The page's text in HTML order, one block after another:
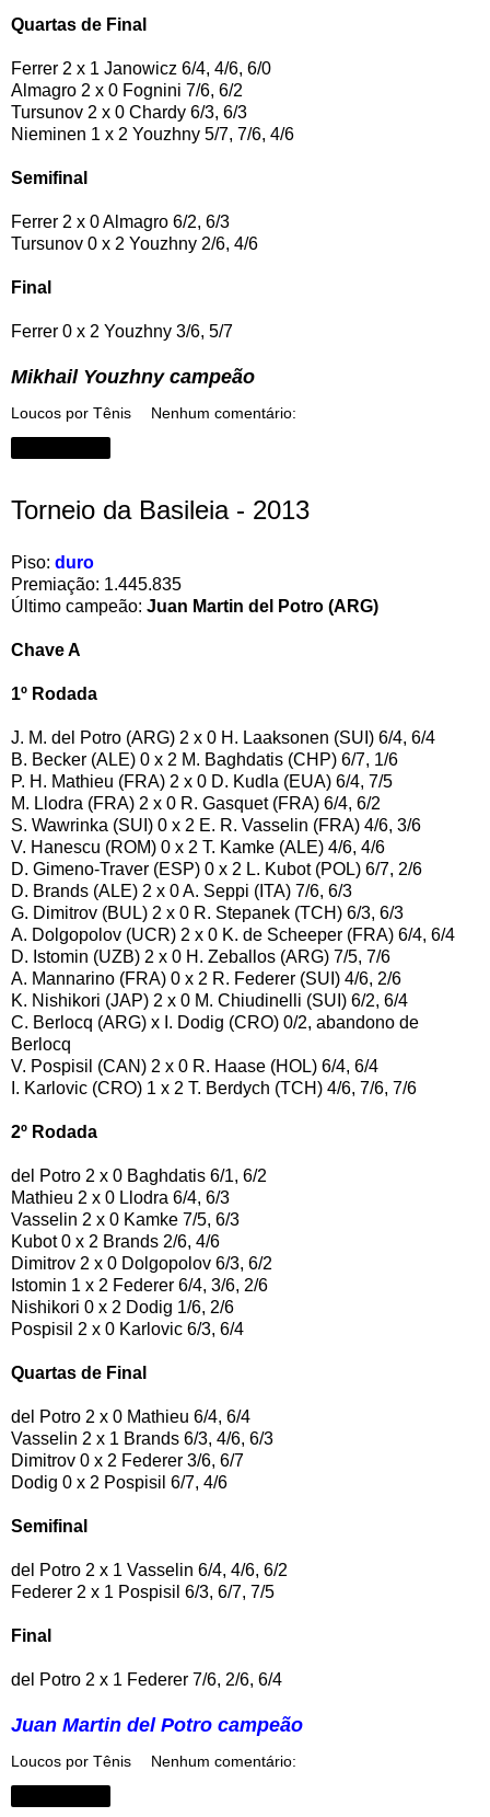
Quartas de Final
Ferrer 2 x 1 Janowicz 6/4, 4/6, 6/0
Almagro 2 x 0 Fognini 7/6, 6/2
Tursunov 2 x 0 Chardy 6/3, 6/3
Nieminen 1 x 2 Youzhny 5/7, 7/6, 4/6
Semifinal
Ferrer 2 x 0 Almagro 6/2, 6/3
Tursunov 0 x 2 Youzhny 2/6, 4/6
Final
Ferrer 0 x 2 Youzhny 3/6, 5/7
Mikhail Youzhny campeão
Loucos por Tênis Nenhum comentário:
Torneio da Basileia - 2013
Piso: duro
Premiação: 1.445.835
Último campeão: Juan Martin del Potro (ARG)
Chave A
1º Rodada
J. M. del Potro (ARG) 2 x 0 H. Laaksonen (SUI) 6/4, 6/4
B. Becker (ALE) 0 x 2 M. Baghdatis (CHP) 6/7, 1/6
P. H. Mathieu (FRA) 2 x 0 D. Kudla (EUA) 6/4, 7/5
M. Llodra (FRA) 2 x 0 R. Gasquet (FRA) 6/4, 6/2
S. Wawrinka (SUI) 0 x 2 E. R. Vasselin (FRA) 4/6, 3/6
V. Hanescu (ROM) 0 x 2 T. Kamke (ALE) 4/6, 4/6
D. Gimeno-Traver (ESP) 0 x 2 L. Kubot (POL) 6/7, 2/6
D. Brands (ALE) 2 x 0 A. Seppi (ITA) 7/6, 6/3
G. Dimitrov (BUL) 2 x 0 R. Stepanek (TCH) 6/3, 6/3
A. Dolgopolov (UCR) 2 x 0 K. de Scheeper (FRA) 6/4, 6/4
D. Istomin (UZB) 2 x 0 H. Zeballos (ARG) 7/5, 7/6
A. Mannarino (FRA) 0 x 2 R. Federer (SUI) 4/6, 2/6
K. Nishikori (JAP) 2 x 0 M. Chiudinelli (SUI) 6/2, 6/4
C. Berlocq (ARG) x I. Dodig (CRO) 0/2, abandono de
Berlocq
V. Pospisil (CAN) 2 x 0 R. Haase (HOL) 6/4, 6/4
I. Karlovic (CRO) 1 x 2 T. Berdych (TCH) 4/6, 7/6, 7/6
2º Rodada
del Potro 2 x 0 Baghdatis 6/1, 6/2
Mathieu 2 x 0 Llodra 6/4, 6/3
Vasselin 2 x 0 Kamke 7/5, 6/3
Kubot 0 x 2 Brands 2/6, 4/6
Dimitrov 2 x 0 Dolgopolov 6/3, 6/2
Istomin 1 x 2 Federer 6/4, 3/6, 2/6
Nishikori 0 x 2 Dodig 1/6, 2/6
Pospisil 2 x 0 Karlovic 6/3, 6/4
Quartas de Final
del Potro 2 x 0 Mathieu 6/4, 6/4
Vasselin 2 x 1 Brands 6/3, 4/6, 6/3
Dimitrov 0 x 2 Federer 3/6, 6/7
Dodig 0 x 2 Pospisil 6/7, 4/6
Semifinal
del Potro 2 x 1 Vasselin 6/4, 4/6, 6/2
Federer 2 x 1 Pospisil 6/3, 6/7, 7/5
Final
del Potro 2 x 1 Federer 7/6, 2/6, 6/4
Juan Martin del Potro campeão
Loucos por Tênis Nenhum comentário: